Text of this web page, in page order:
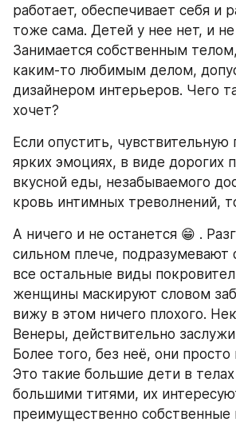
работает, обеспечивает себя и
тоже сама. Детей у нее нет, и
Занимается собственным
каким-то любимым делом,
дизайнером интерьеров. Чего
хочет?
Если опустить, чувствительную
ярких эмоциях, в виде дорогих
вкусной еды, незабываемого
кровь интимных треволнений,
А ничего и не останется 😁 .
сильном плече, подразумевают
все остальные виды
женщины маскируют словом
вижу в этом ничего плохого.
Венеры, действительно
Более того, без неё, они
Это такие большие дети в
большими титями, их
преимущественно собственные